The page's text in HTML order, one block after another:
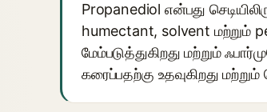
Propanediol என்பது
humectant, solvent மற்றும்
மேம்படுத்துகிறது மற்றும்
கரைப்பதற்கு உதவுகிறது